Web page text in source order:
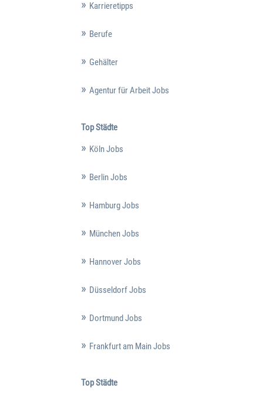
Karrieretipps
Berufe
Gehälter
Agentur für Arbeit Jobs
Top Städte
Köln Jobs
Berlin Jobs
Hamburg Jobs
München Jobs
Hannover Jobs
Düsseldorf Jobs
Dortmund Jobs
Frankfurt am Main Jobs
Top Städte